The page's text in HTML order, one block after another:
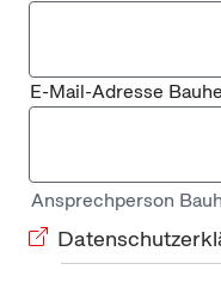
E-Mail-Adresse
Ansprechperson